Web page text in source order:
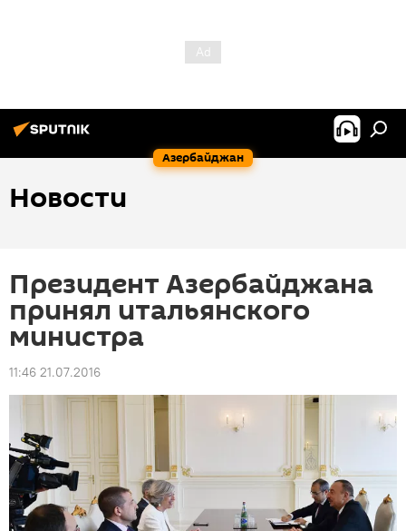
Азербайджан
Новости
Президент Азербайджана
принял итальянского
министра
11:46 21.07.2016